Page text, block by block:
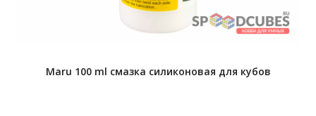
Maru 100 ml смазка силиконовая для кубов